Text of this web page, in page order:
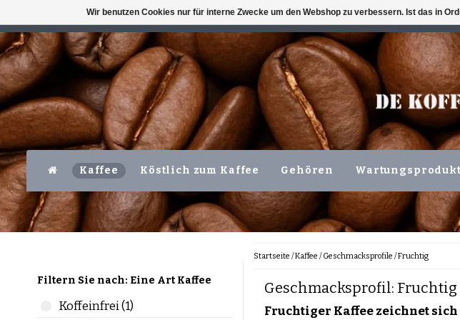
VERFÜGBAR MO-FR VOR 16 UHR LEVERING VOLGENDE WERKDAG
Kaffee Köstlich zum Kaffee Gehören
Filtern Sie nach: Eine Art Kaffee
Koffeinfrei (1)
Startseite /Kaffee /Geschmacksprofile /Fruchtig
Geschmacksprofil: Fruchtig
Fruchtiger Kaffee zeichnet
Wir benutzen Cookies nur für interne Zwecke um den Webshop zu verbessern. Ist das in